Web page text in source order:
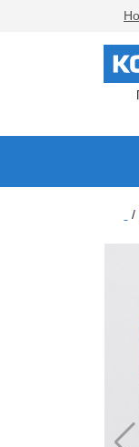
/